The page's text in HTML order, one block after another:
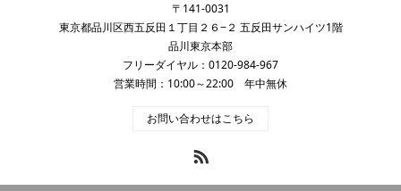
〒141-0031
東京都品川区西五反田１丁目２６−２ 五反田サンハイツ1階
品川東京本部
フリーダイヤル：0120-984-967
営業時間：10:00～22:00 年中無休
お問い合わせはこちら